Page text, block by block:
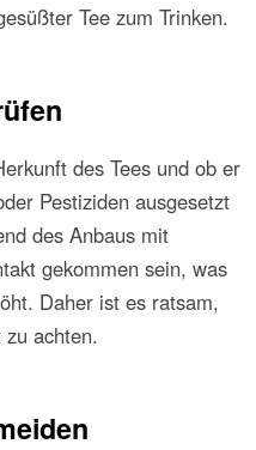
Tee zum Trinken.
des Tees und ob er
Pestiziden ausgesetzt
des Anbaus mit
gekommen sein, was
Daher ist es ratsam,
achten.